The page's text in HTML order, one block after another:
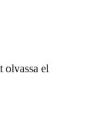
olvassa el